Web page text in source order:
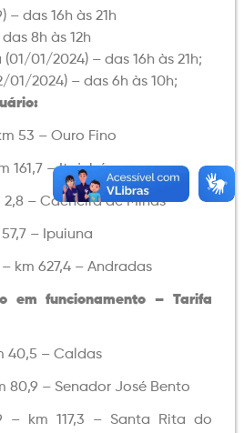
– das 16h às 21h
8h às 12h
01/2024) – das 16h às 21h;
01/2024) – das 6h às 10h;
53 – Ouro Fino
161,7 – Itajubá
2,8 – Cacheira de Minas
– Ipuiuna
km 627,4 – Andradas
em funcionamento – Tarifa
40,5 – Caldas
80,9 – Senador José Bento
– km 117,3 – Santa Rita do